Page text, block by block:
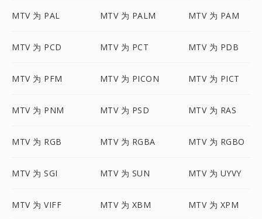
MTV 为 PAL MTV 为 PALM MTV 为 PAM
MTV 为 PCD MTV 为 PCT MTV 为 PDB
MTV 为 PFM MTV 为 PICON MTV 为 PICT
MTV 为 PNM MTV 为 PSD MTV 为 RAS
MTV 为 RGB MTV 为 RGBA MTV 为 RGBO
MTV 为 SGI MTV 为 SUN MTV 为 UYVY
MTV 为 VIFF MTV 为 XBM MTV 为 XPM